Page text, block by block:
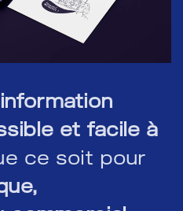
information
et facile à
ce soit pour